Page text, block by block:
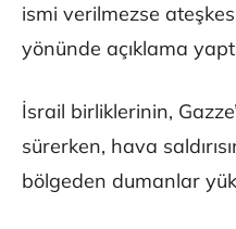
ismi verilmezse
yönünde açıklama
İsrail birliklerinin,
sürerken, hava
bölgeden dumanlar